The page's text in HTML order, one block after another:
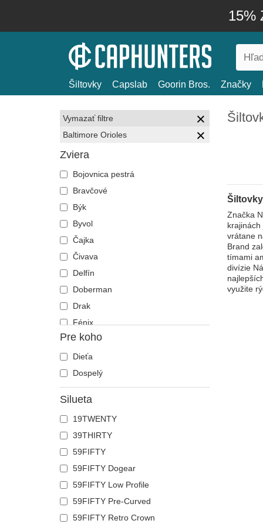
15%
Šiltovky Capslab Goorin Bros. Značky
Vymazať filtre
Baltimore Orioles
Zviera
Bojovnica pestrá
Bravčové
Býk
Byvol
Čajka
Čivava
Delfín
Doberman
Drak
Fénix
Francúzsky buldog
Gepard
Had
Havran
Holubica
Homár
Hroch
Jašterica
Jednorožec
Jeleň
Kačica
Kohút
Pre koho
Dieťa
Dospelý
Silueta
19TWENTY
39THIRTY
59FIFTY
59FIFTY Dogear
59FIFTY Low Profile
59FIFTY Pre-Curved
59FIFTY Retro Crown
Značka
vrátane
Brand
tímami
divízie
využite